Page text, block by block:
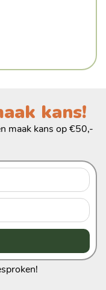
kans!
maak kans op €50,-